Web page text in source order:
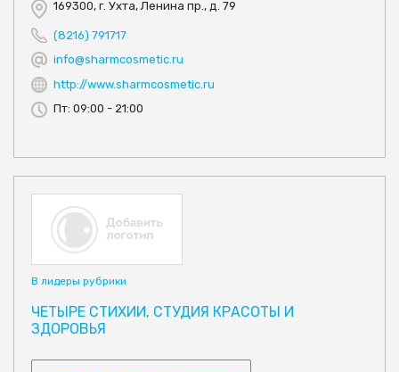
169300, г. Ухта, Ленина пр., д. 79
(8216) 791717
info@sharmcosmetic.ru
http://www.sharmcosmetic.ru
Пт: 09:00 - 21:00
В лидеры рубрики
ЧЕТЫРЕ СТИХИИ, СТУДИЯ КРАСОТЫ И
ЗДОРОВЬЯ